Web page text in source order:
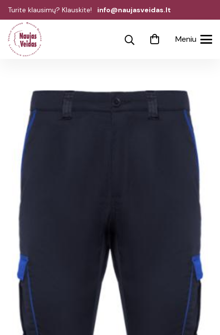
Turite klausimų? Klauskite! info@naujasveidas.lt
Meniu